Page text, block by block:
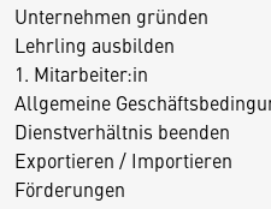
Unternehmen gründen
Lehrling ausbilden
1. Mitarbeiter:in
Allgemeine
Dienstverhältnis beenden
Exportieren / Importieren
Förderungen